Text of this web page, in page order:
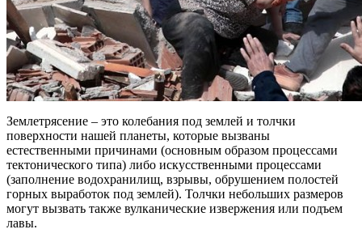
Землетрясение – это колебания под землей и толчки
поверхности нашей планеты, которые вызваны
естественными причинами (основным образом процессами
тектонического типа) либо искусственными процессами
(заполнение водохранилищ, взрывы, обрушением полостей
горных выработок под землей). Толчки небольших размеров
могут вызвать также вулканические извержения или подъем
лавы.